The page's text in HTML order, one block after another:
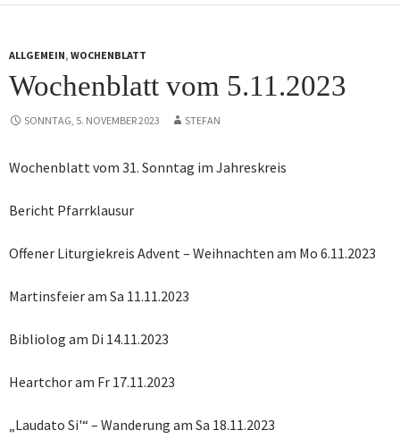
ALLGEMEIN, WOCHENBLATT
Wochenblatt vom 5.11.2023
SONNTAG, 5. NOVEMBER 2023 STEFAN
Wochenblatt vom 31. Sonntag im Jahreskreis
Bericht Pfarrklausur
Offener Liturgiekreis Advent – Weihnachten am Mo 6.11.2023
Martinsfeier am Sa 11.11.2023
Bibliolog am Di 14.11.2023
Heartchor am Fr 17.11.2023
„Laudato Si'“ – Wanderung am Sa 18.11.2023